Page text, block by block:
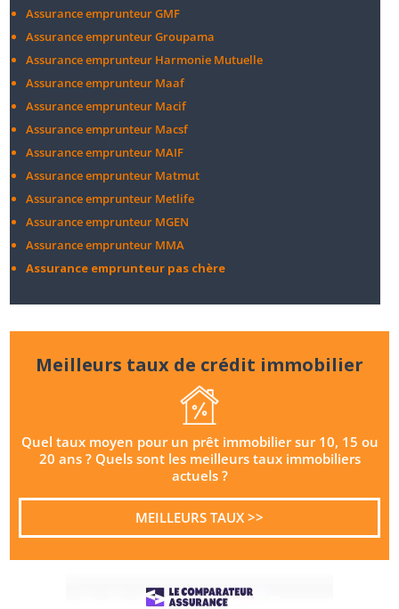
Assurance emprunteur GMF
Assurance emprunteur Groupama
Assurance emprunteur Harmonie Mutuelle
Assurance emprunteur Maaf
Assurance emprunteur Macif
Assurance emprunteur Macsf
Assurance emprunteur MAIF
Assurance emprunteur Matmut
Assurance emprunteur Metlife
Assurance emprunteur MGEN
Assurance emprunteur MMA
Assurance emprunteur pas chère
Meilleurs taux de crédit immobilier
Quel taux moyen pour un prêt immobilier sur 10, 15 ou
20 ans ? Quels sont les meilleurs taux immobiliers
actuels ?
MEILLEURS TAUX >>